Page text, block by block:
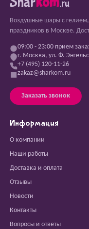
.ru
Воздушные шары с
праздников в Москве.
09:00 - 23:00 прием
г. Москва, ул. Ф.
+7 (495) 120-11-26
zakaz@sharkom.ru
Заказать звонок
Информация
О компании
Наши работы
Доставка и оплата
Отзывы
Новости
Контакты
Вопросы и ответы